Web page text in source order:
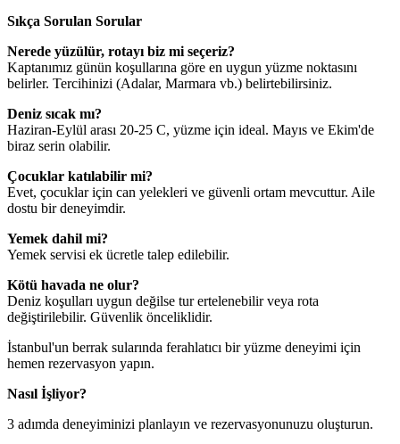
Sıkça Sorulan Sorular
Nerede yüzülür, rotayı biz mi seçeriz?
Kaptanımız günün koşullarına göre en uygun yüzme noktasını
belirler. Tercihinizi (Adalar, Marmara vb.) belirtebilirsiniz.
Deniz sıcak mı?
Haziran-Eylül arası 20-25 C, yüzme için ideal. Mayıs ve Ekim'de
biraz serin olabilir.
Çocuklar katılabilir mi?
Evet, çocuklar için can yelekleri ve güvenli ortam mevcuttur. Aile
dostu bir deneyimdir.
Yemek dahil mi?
Yemek servisi ek ücretle talep edilebilir.
Kötü havada ne olur?
Deniz koşulları uygun değilse tur ertelenebilir veya rota
değiştirilebilir. Güvenlik önceliklidir.
İstanbul'un berrak sularında ferahlatıcı bir yüzme deneyimi için
hemen rezervasyon yapın.
Nasıl İşliyor?
3 adımda deneyiminizi planlayın ve rezervasyonunuzu oluşturun.